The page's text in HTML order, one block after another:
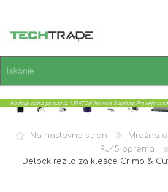
PRIJAVA
Na naslovno stran Mrežna
RJ45 oprema
Delock rezila za klešče Crimp &